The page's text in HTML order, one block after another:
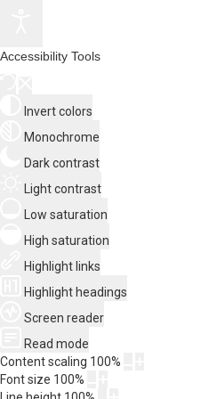
Accessibility Tools
Invert colors
Monochrome
Dark contrast
Light contrast
Low saturation
High saturation
Highlight links
Highlight headings
Screen reader
Read mode
Content scaling 100%
Font size 100%